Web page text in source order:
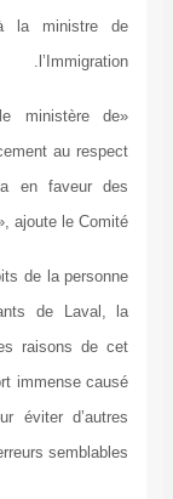
à la ministre de
l’Immigration.
le ministère de
au respect
en faveur des
ajoute le Comité.
de la personne
de Laval, la
les raisons de cet
immense causé
éviter d’autres
erreurs semblables.